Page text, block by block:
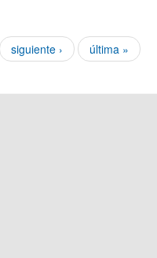
siguiente › última »